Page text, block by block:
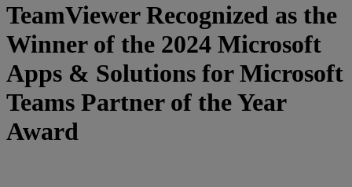
TeamViewer Recognized as the
Winner of the 2024 Microsoft
Apps & Solutions for Microsoft
Teams Partner of the Year
Award